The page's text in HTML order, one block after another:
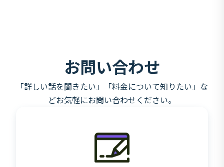
お問い合わせ
「詳しい話を聞きたい」「料金について知りたい」な
どお気軽にお問い合わせください。